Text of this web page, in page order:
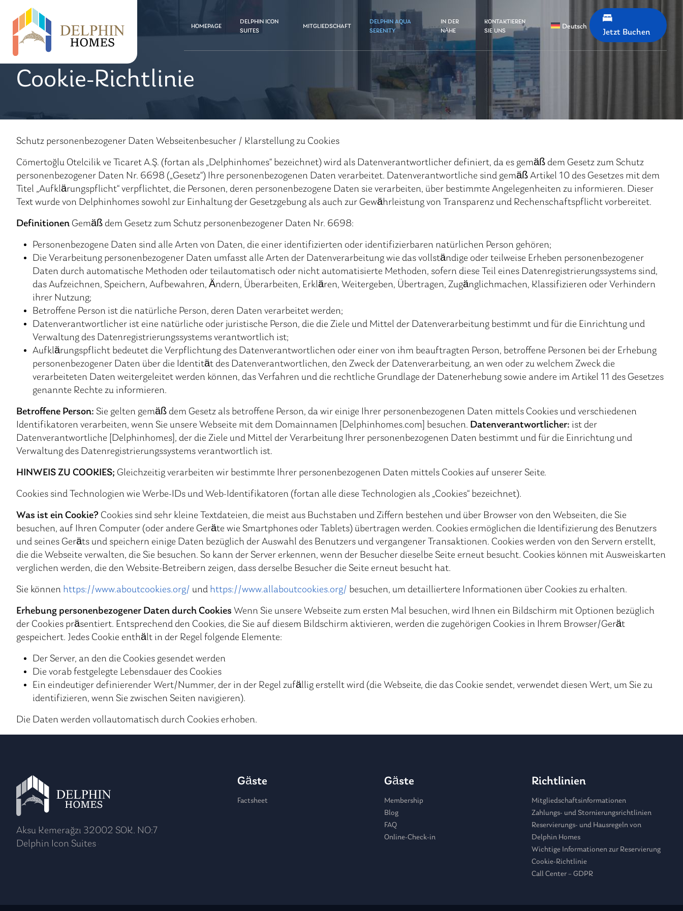
HOMEPAGE
DELPHIN ICON
SUITES
MITGLIEDSCHAFT
DELPHIN AQUA
SERENITY
IN DER
NÄHE
KONTAKTIEREN
SIE UNS
Deutsch
Jetzt Buchen
Cookie-Richtlinie
Schutz personenbezogener Daten Webseitenbesucher / Klarstellung zu Cookies
Cömertoğlu Otelcilik ve Ticaret A.Ş. (fortan als „Delphinhomes“ bezeichnet) wird als Datenverantwortlicher definiert, da es gemäß dem Gesetz zum Schutz
personenbezogener Daten Nr. 6698 („Gesetz“) Ihre personenbezogenen Daten verarbeitet. Datenverantwortliche sind gemäß Artikel 10 des Gesetzes mit dem
Titel „Aufklärungspflicht“ verpflichtet, die Personen, deren personenbezogene Daten sie verarbeiten, über bestimmte Angelegenheiten zu informieren. Dieser
Text wurde von Delphinhomes sowohl zur Einhaltung der Gesetzgebung als auch zur Gewährleistung von Transparenz und Rechenschaftspflicht vorbereitet.
Definitionen Gemäß dem Gesetz zum Schutz personenbezogener Daten Nr. 6698:
Personenbezogene Daten sind alle Arten von Daten, die einer identifizierten oder identifizierbaren natürlichen Person gehören;
Die Verarbeitung personenbezogener Daten umfasst alle Arten der Datenverarbeitung wie das vollständige oder teilweise Erheben personenbezogener
Daten durch automatische Methoden oder teilautomatisch oder nicht automatisierte Methoden, sofern diese Teil eines Datenregistrierungssystems sind,
das Aufzeichnen, Speichern, Aufbewahren, Ändern, Überarbeiten, Erklären, Weitergeben, Übertragen, Zugänglichmachen, Klassifizieren oder Verhindern
ihrer Nutzung;
Betroffene Person ist die natürliche Person, deren Daten verarbeitet werden;
Datenverantwortlicher ist eine natürliche oder juristische Person, die die Ziele und Mittel der Datenverarbeitung bestimmt und für die Einrichtung und
Verwaltung des Datenregistrierungssystems verantwortlich ist;
Aufklärungspflicht bedeutet die Verpflichtung des Datenverantwortlichen oder einer von ihm beauftragten Person, betroffene Personen bei der Erhebung
personenbezogener Daten über die Identität des Datenverantwortlichen, den Zweck der Datenverarbeitung, an wen oder zu welchem Zweck die
verarbeiteten Daten weitergeleitet werden können, das Verfahren und die rechtliche Grundlage der Datenerhebung sowie andere im Artikel 11 des Gesetzes
genannte Rechte zu informieren.
Betroffene Person: Sie gelten gemäß dem Gesetz als betroffene Person, da wir einige Ihrer personenbezogenen Daten mittels Cookies und verschiedenen
Identifikatoren verarbeiten, wenn Sie unsere Webseite mit dem Domainnamen [Delphinhomes.com] besuchen. Datenverantwortlicher: ist der
Datenverantwortliche [Delphinhomes], der die Ziele und Mittel der Verarbeitung Ihrer personenbezogenen Daten bestimmt und für die Einrichtung und
Verwaltung des Datenregistrierungssystems verantwortlich ist.
HINWEIS ZU COOKIES; Gleichzeitig verarbeiten wir bestimmte Ihrer personenbezogenen Daten mittels Cookies auf unserer Seite.
Cookies sind Technologien wie Werbe-IDs und Web-Identifikatoren (fortan alle diese Technologien als „Cookies“ bezeichnet).
Was ist ein Cookie? Cookies sind sehr kleine Textdateien, die meist aus Buchstaben und Ziffern bestehen und über Browser von den Webseiten, die Sie
besuchen, auf Ihren Computer (oder andere Geräte wie Smartphones oder Tablets) übertragen werden. Cookies ermöglichen die Identifizierung des Benutzers
und seines Geräts und speichern einige Daten bezüglich der Auswahl des Benutzers und vergangener Transaktionen. Cookies werden von den Servern erstellt,
die die Webseite verwalten, die Sie besuchen. So kann der Server erkennen, wenn der Besucher dieselbe Seite erneut besucht. Cookies können mit Ausweiskarten
verglichen werden, die den Website-Betreibern zeigen, dass derselbe Besucher die Seite erneut besucht hat.
Sie können https://www.aboutcookies.org/ und https://www.allaboutcookies.org/ besuchen, um detailliertere Informationen über Cookies zu erhalten.
Erhebung personenbezogener Daten durch Cookies Wenn Sie unsere Webseite zum ersten Mal besuchen, wird Ihnen ein Bildschirm mit Optionen bezüglich
der Cookies präsentiert. Entsprechend den Cookies, die Sie auf diesem Bildschirm aktivieren, werden die zugehörigen Cookies in Ihrem Browser/Gerät
gespeichert. Jedes Cookie enthält in der Regel folgende Elemente:
Der Server, an den die Cookies gesendet werden
Die vorab festgelegte Lebensdauer des Cookies
Ein eindeutiger definierender Wert/Nummer, der in der Regel zufällig erstellt wird (die Webseite, die das Cookie sendet, verwendet diesen Wert, um Sie zu
identifizieren, wenn Sie zwischen Seiten navigieren).
Die Daten werden vollautomatisch durch Cookies erhoben.
Aksu Kemerağzı 32002 SOK. NO:7
Delphin Icon Suites
Gäste
Factsheet
Gäste
Membership
Blog
FAQ
Online-Check-in
Richtlinien
Mitgliedschaftsinformationen
Zahlungs- und Stornierungsrichtlinien
Reservierungs- und Hausregeln von
Delphin Homes
Wichtige Informationen zur Reservierung
Cookie-Richtlinie
Call Center – GDPR